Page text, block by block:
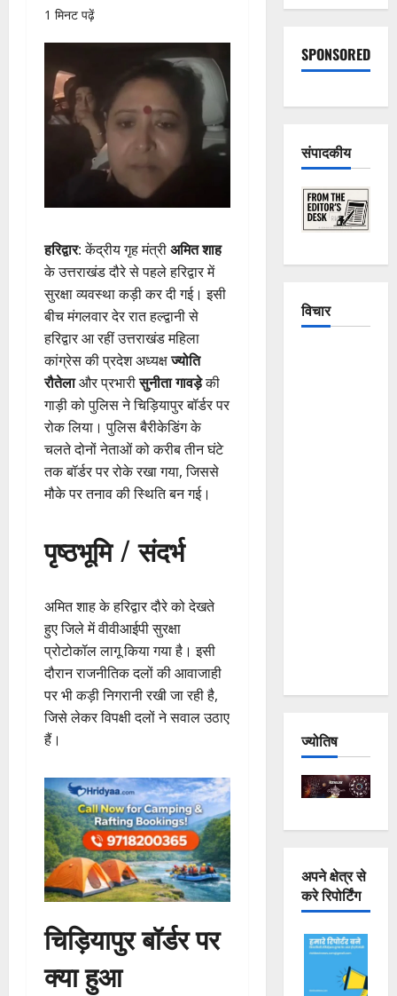
1 मिनट पढ़ें
हरिद्वार: केंद्रीय गृह मंत्रीअमित शाह
के उत्तराखंड दौरे से पहले हरिद्वार में
सुरक्षा व्यवस्था कड़ी कर दी गई। इसी
बीच मंगलवार देर रात हल्द्वानी से
हरिद्वार आ रहीं उत्तराखंड महिला
कांग्रेस की प्रदेश अध्यक्षज्योति
रौतेलाऔर प्रभारीसुनीता गावड़ेकी
गाड़ी को पुलिस ने चिड़ियापुर बॉर्डर पर
रोक लिया। पुलिस बैरीकेडिंग के
चलते दोनों नेताओं को करीब तीन घंटे
तक बॉर्डर पर रोके रखा गया, जिससे
मौके पर तनाव की स्थिति बन गई।
पृष्ठभूमि / संदर्भ
अमित शाह के हरिद्वार दौरे को देखते
हुए जिले में वीवीआईपी सुरक्षा
प्रोटोकॉल लागू किया गया है। इसी
दौरान राजनीतिक दलों की आवाजाही
पर भी कड़ी निगरानी रखी जा रही है,
जिसे लेकर विपक्षी दलों ने सवाल उठाए
हैं।
चिड़ियापुर बॉर्डर पर
क्या हुआ
खोजें:
SPONSORED
संपादकीय
विचार
ज्योतिष
अपने क्षेत्र से
करे रिपोर्टिंग